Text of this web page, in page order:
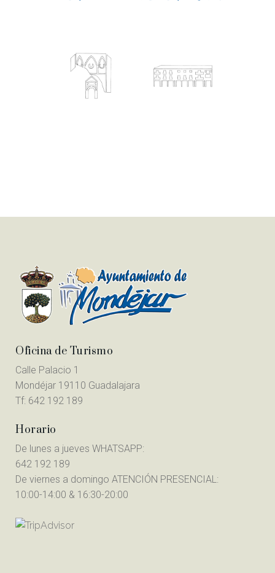
Oficina de Turismo
Calle Palacio 1
Mondéjar 19110 Guadalajara
Tf: 642 192 189
Horario
De lunes a jueves WHATSAPP:
642 192 189
De viernes a domingo ATENCIÓN PRESENCIAL:
10:00-14:00 & 16:30-20:00